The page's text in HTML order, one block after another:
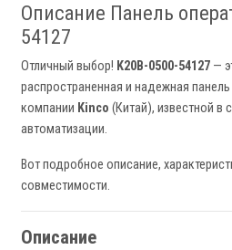
Описание Панель
54127
Отличный выбор! K20B-0500-54127 —
распространенная и надежная
компании Kinco (Китай), известной
автоматизации.
Вот подробное описание,
совместимости.
Описание